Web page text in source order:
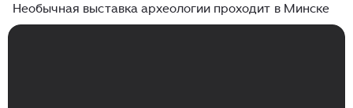
Необычная выставка археологии проходит в Минске